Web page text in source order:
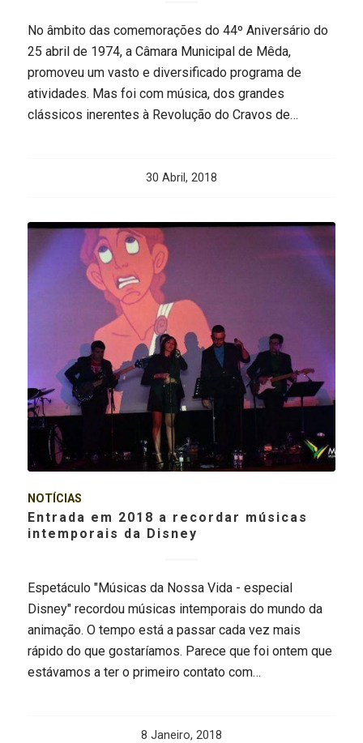
No âmbito das comemorações do 44º Aniversário do
25 abril de 1974, a Câmara Municipal de Mêda,
promoveu um vasto e diversificado programa de
atividades. Mas foi com música, dos grandes
clássicos inerentes à Revolução do Cravos de…
30 Abril, 2018
NOTÍCIAS
Entrada em 2018 a recordar músicas
intemporais da Disney
Espetáculo "Músicas da Nossa Vida - especial
Disney" recordou músicas intemporais do mundo da
animação. O tempo está a passar cada vez mais
rápido do que gostaríamos. Parece que foi ontem que
estávamos a ter o primeiro contato com…
8 Janeiro, 2018